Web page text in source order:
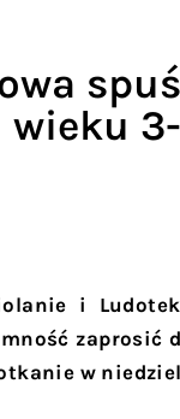
wieku
i
zaprosić
w